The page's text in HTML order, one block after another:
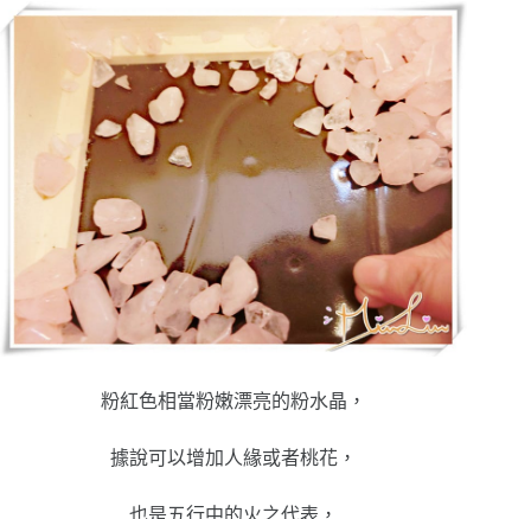
粉紅色相當粉嫩漂亮的粉水晶，
據說可以增加人緣或者桃花，